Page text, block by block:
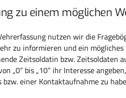
zu einem möglichen
nutzen wir die
zu informieren und ein
Zeitsoldatin bzw. Zeitsoldaten
„0“ bis „10“ ihr Interesse
einer Kontaktaufnahme zu